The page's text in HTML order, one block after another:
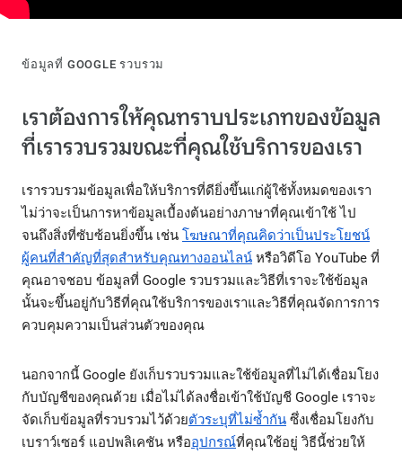
ข้อมูลที่ GOOGLE รวบรวม
เราต้องการให้คุณทราบประเภทของข้อมูล
ที่เรารวบรวมขณะที่คุณใช้บริการของเรา
เรารวบรวมข้อมูลเพื่อให้บริการที่ดียิ่งขึ้นแก่ผู้ใช้ทั้งหมดของเรา
ไม่ว่าจะเป็นการหาข้อมูลเบื้องต้นอย่างภาษาที่คุณเข้าใช้ ไป
จนถึงสิ่งที่ซับซ้อนยิ่งขึ้น เช่น โฆษณาที่คุณคิดว่าเป็นประโยชน์
ผู้คนที่สำคัญที่สุดสำหรับคุณทางออนไลน์ หรือวิดีโอ YouTube ที่
คุณอาจชอบ ข้อมูลที่ Google รวบรวมและวิธีที่เราจะใช้ข้อมูล
นั้นจะขึ้นอยู่กับวิธีที่คุณใช้บริการของเราและวิธีที่คุณจัดการการ
ควบคุมความเป็นส่วนตัวของคุณ
นอกจากนี้ Google ยังเก็บรวบรวมและใช้ข้อมูลที่ไม่ได้เชื่อมโยง
กับบัญชีของคุณด้วย เมื่อไม่ได้ลงชื่อเข้าใช้บัญชี Google เราจะ
จัดเก็บข้อมูลที่รวบรวมไว้ด้วยตัวระบุที่ไม่ซ้ำกัน ซึ่งเชื่อมโยงกับ
เบราว์เซอร์ แอปพลิเคชัน หรืออุปกรณ์ที่คุณใช้อยู่ วิธีนี้ช่วยให้